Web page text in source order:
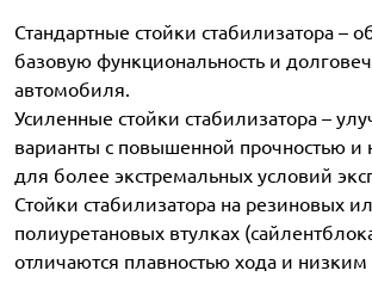
Стандартные стойки стабилизатора –
базовую функциональность и
автомобиля.
Усиленные стойки стабилизатора –
варианты с повышенной прочностью и
для более экстремальных условий
Стойки стабилизатора на резиновых
полиуретановых втулках
отличаются плавностью хода и